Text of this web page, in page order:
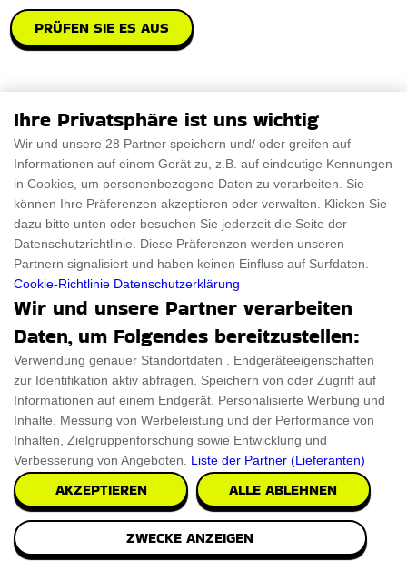
PRÜFEN SIE ES AUS
Ihre Privatsphäre ist uns wichtig
Wir und unsere 28 Partner speichern und/ oder greifen auf
Informationen auf einem Gerät zu, z.B. auf eindeutige Kennungen
in Cookies, um personenbezogene Daten zu verarbeiten. Sie
können Ihre Präferenzen akzeptieren oder verwalten. Klicken Sie
dazu bitte unten oder besuchen Sie jederzeit die Seite der
Datenschutzrichtlinie. Diese Präferenzen werden unseren
Partnern signalisiert und haben keinen Einfluss auf Surfdaten.
Cookie-Richtlinie Datenschutzerklärung
Wir und unsere Partner verarbeiten
Daten, um Folgendes bereitzustellen:
Verwendung genauer Standortdaten . Endgeräteeigenschaften
zur Identifikation aktiv abfragen. Speichern von oder Zugriff auf
Informationen auf einem Endgerät. Personalisierte Werbung und
Inhalte, Messung von Werbeleistung und der Performance von
Inhalten, Zielgruppenforschung sowie Entwicklung und
Verbesserung von Angeboten. Liste der Partner (Lieferanten)
AKZEPTIEREN ALLE ABLEHNEN
ZWECKE ANZEIGEN